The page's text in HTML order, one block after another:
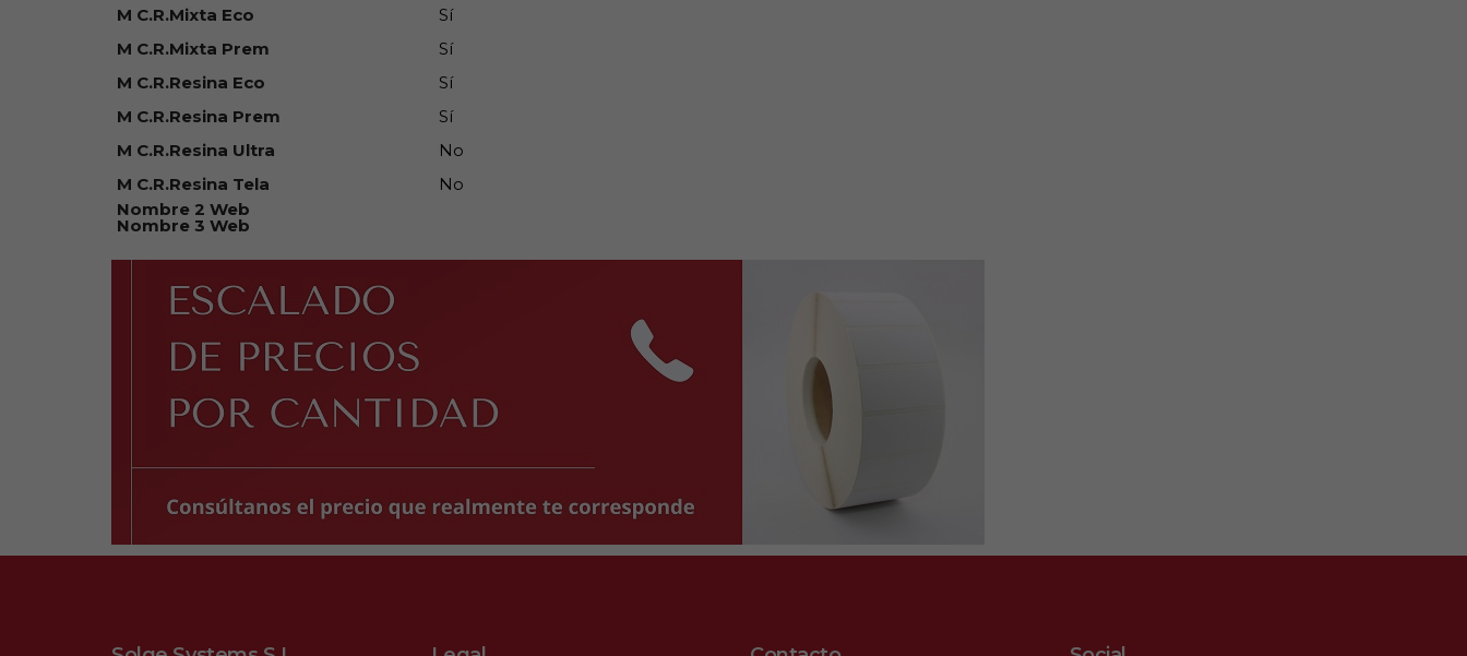
M C.R.Mixta Eco
Sí
M C.R.Mixta Prem
Sí
M C.R.Resina Eco
Sí
M C.R.Resina Prem
Sí
M C.R.Resina Ultra
No
M C.R.Resina Tela
No
Nombre 2 Web
Nombre 3 Web